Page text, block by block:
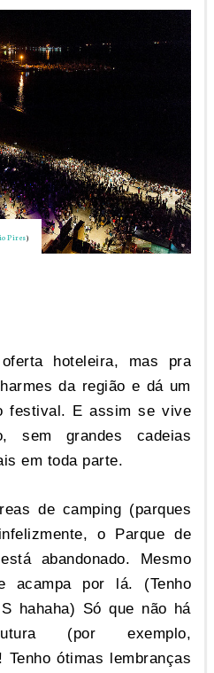
Pires)
hoteleira, mas pra
da região e dá um
festival. E assim se vive
sem grandes cadeias
em toda parte.
de camping (parques
o Parque de
abandonado. Mesmo
acampa por lá. (Tenho
hahaha) Só que não há
(por exemplo,
Tenho ótimas lembranças